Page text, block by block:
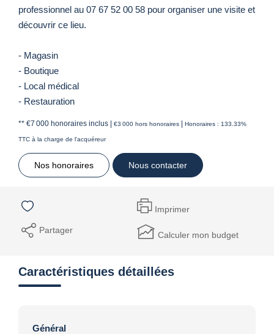
professionnel au 07 67 52 00 58 pour organiser une visite et
découvrir ce lieu.
- Magasin
- Boutique
- Local médical
- Restauration
** €7 000 honoraires inclus | €3 000 hors honoraires | Honoraires : 133.33%
TTC à la charge de l'acquéreur
Nos honoraires Nous contacter
Imprimer
Partager Calculer mon budget
Caractéristiques détaillées
Général